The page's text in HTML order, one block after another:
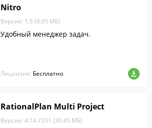
Nitro
Версия: 1.5 (0.95 МБ)
Удобный менеджер задач.
Лицензия: Бесплатно
RationalPlan Multi Project
Версия: 4.14.7331 (36.45 МБ)